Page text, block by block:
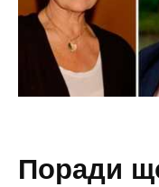
поради щодо вибору